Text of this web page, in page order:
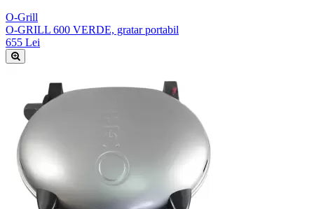
O-Grill
O-GRILL 600 VERDE, gratar portabil
655 Lei